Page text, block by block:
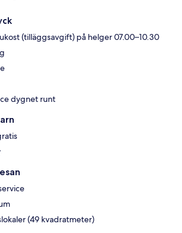
(tilläggsavgift) på helger 07.00–10.30
dygnet runt
(49 kvadratmeter)